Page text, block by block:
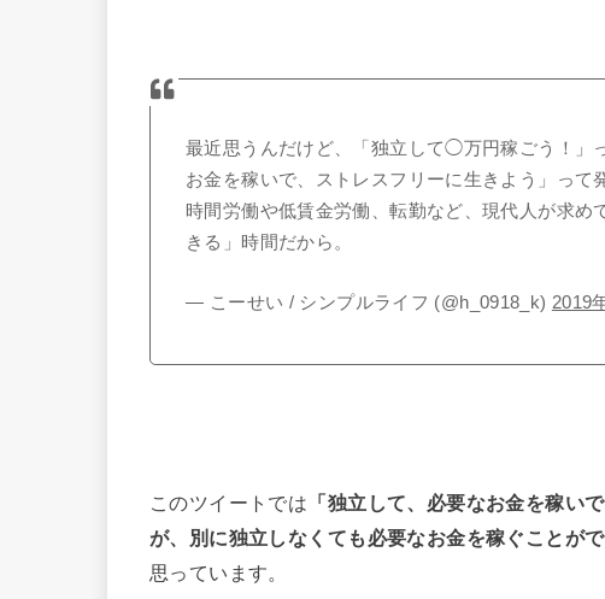
最近思うんだけど、「独立して◯万円稼ごう！」
お金を稼いで、ストレスフリーに生きよう」っ
時間労働や低賃金労働、転勤など、現代人が求
きる」時間だから。
— こーせい / シンプルライフ (@h_0918_k) 2019
このツイートでは 「独立して、必要なお金を稼い
が、別に独立しなくても必要なお金を稼ぐことが
思っています。